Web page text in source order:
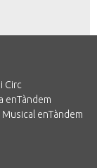
Circ
enTàndem
Musical enTàndem